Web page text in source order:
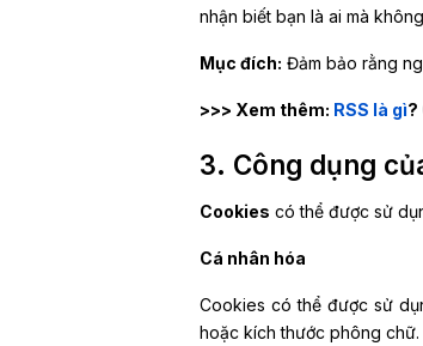
nhận biết bạn là ai mà
Mục đích: Đảm bảo rằng
>>> Xem thêm: RSS là gì?
3. Công dụng
Cookies có thể được sử
Cá nhân hóa
Cookies có thể được sử
hoặc kích thước phông